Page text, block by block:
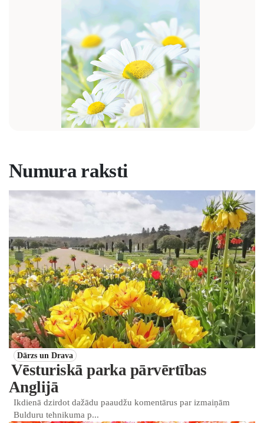
Numura raksti
Dārzs un Drava
Vēsturiskā parka pārvērtības
Anglijā
Ikdienā dzirdot dažādu paaudžu komentārus par izmaiņām
Bulduru tehnikuma p...